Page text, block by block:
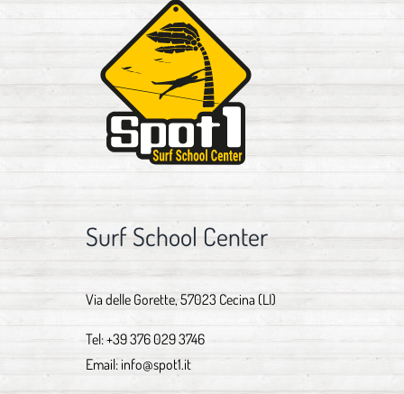
Surf School Center
Via delle Gorette, 57023 Cecina (LI)
Tel:+39 376 029 3746
Email: info@spot1.it